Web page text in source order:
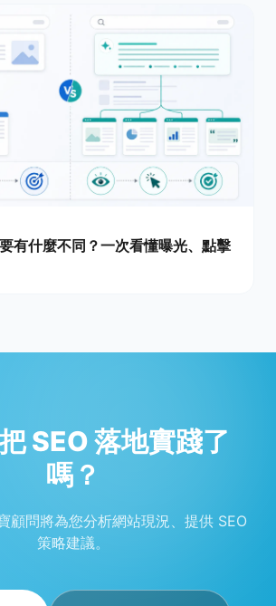
有什麼不同？一次看懂曝光、點擊
SEO 落地實踐了
嗎？
顧問將為您分析網站現況、提供 SEO
策略建議。